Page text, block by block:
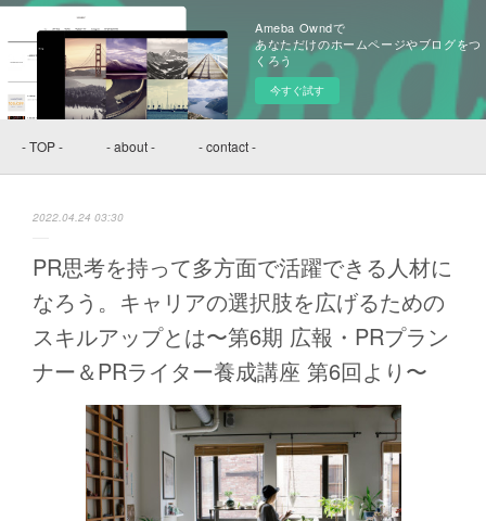
Ameba Owndで
あなただけのホームページやブログをつ
くろう
今すぐ試す
- TOP - - about - - contact -
2022.04.24 03:30
PR思考を持って多方面で活躍できる人材に
なろう。キャリアの選択肢を広げるための
スキルアップとは〜第6期 広報・PRプラン
ナー＆PRライター養成講座 第6回より〜